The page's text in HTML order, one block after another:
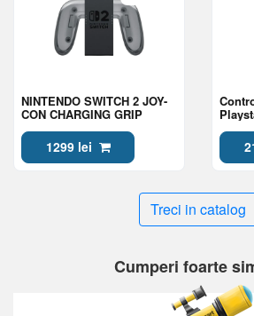
NINTENDO SWITCH 2 JOY-
CON CHARGING GRIP
1299 lei
Treci in catalog
Cumperi foarte